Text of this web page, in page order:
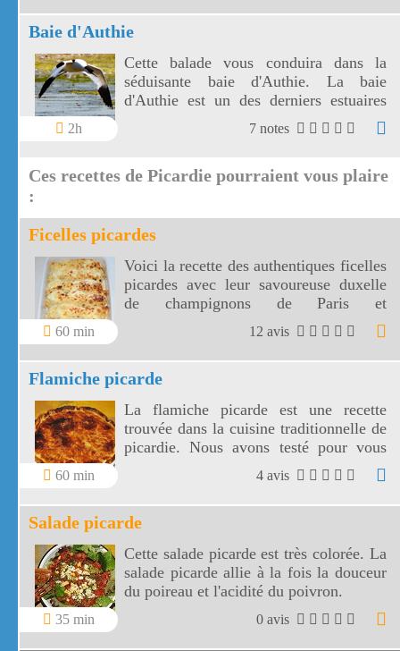
Baie d'Authie
2h
Cette balade vous conduira dans la
séduisante baie d'Authie. La baie
d'Authie est un des derniers estuaires
7 notes
Ces recettes de Picardie pourraient vous plaire
:
Ficelles picardes
60 min
Voici la recette des authentiques ficelles
picardes avec leur savoureuse duxelle
de champignons de Paris et
échalotes.Les ficelles picardes sont le
repas idéal de vos soirées d'hiver!
12 avis
Flamiche picarde
60 min
La flamiche picarde est une recette
trouvée dans la cuisine traditionnelle de
picardie. Nous avons testé pour vous
cette flamiche picarde.
4 avis
Salade picarde
35 min
Cette salade picarde est très colorée. La
salade picarde allie à la fois la douceur
du poireau et l'acidité du poivron.
0 avis